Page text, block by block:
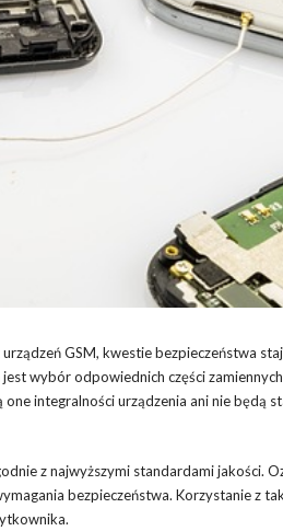
GSM, kwestie bezpieczeństwa
wybór odpowiednich części
integralności urządzenia ani nie będą
z najwyższymi standardami jakości.
bezpieczeństwa. Korzystanie z